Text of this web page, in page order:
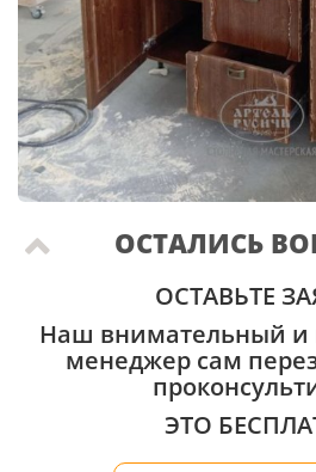
ОСТАЛИСЬ
ОСТАВЬТЕ
Наш внимательный и
менеджер сам
ЭТО